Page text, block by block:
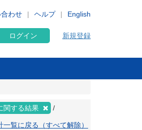
English
わせ ヘルプ
ログイン 新規登録
関する結果
一覧に戻る（すべて解除）